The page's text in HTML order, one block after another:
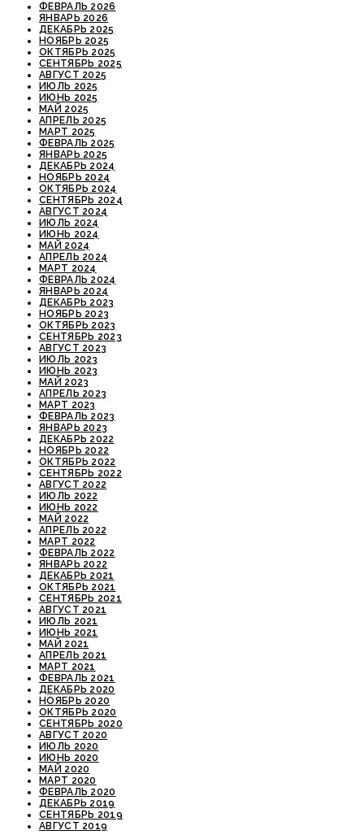
ФЕВРАЛЬ 2026
ЯНВАРЬ 2026
ДЕКАБРЬ 2025
НОЯБРЬ 2025
ОКТЯБРЬ 2025
СЕНТЯБРЬ 2025
АВГУСТ 2025
ИЮЛЬ 2025
ИЮНЬ 2025
МАЙ 2025
АПРЕЛЬ 2025
МАРТ 2025
ФЕВРАЛЬ 2025
ЯНВАРЬ 2025
ДЕКАБРЬ 2024
НОЯБРЬ 2024
ОКТЯБРЬ 2024
СЕНТЯБРЬ 2024
АВГУСТ 2024
ИЮЛЬ 2024
ИЮНЬ 2024
МАЙ 2024
АПРЕЛЬ 2024
МАРТ 2024
ФЕВРАЛЬ 2024
ЯНВАРЬ 2024
ДЕКАБРЬ 2023
НОЯБРЬ 2023
ОКТЯБРЬ 2023
СЕНТЯБРЬ 2023
АВГУСТ 2023
ИЮЛЬ 2023
ИЮНЬ 2023
МАЙ 2023
АПРЕЛЬ 2023
МАРТ 2023
ФЕВРАЛЬ 2023
ЯНВАРЬ 2023
ДЕКАБРЬ 2022
НОЯБРЬ 2022
ОКТЯБРЬ 2022
СЕНТЯБРЬ 2022
АВГУСТ 2022
ИЮЛЬ 2022
ИЮНЬ 2022
МАЙ 2022
АПРЕЛЬ 2022
МАРТ 2022
ФЕВРАЛЬ 2022
ЯНВАРЬ 2022
ДЕКАБРЬ 2021
ОКТЯБРЬ 2021
СЕНТЯБРЬ 2021
АВГУСТ 2021
ИЮЛЬ 2021
ИЮНЬ 2021
МАЙ 2021
АПРЕЛЬ 2021
МАРТ 2021
ФЕВРАЛЬ 2021
ДЕКАБРЬ 2020
НОЯБРЬ 2020
ОКТЯБРЬ 2020
СЕНТЯБРЬ 2020
АВГУСТ 2020
ИЮЛЬ 2020
ИЮНЬ 2020
МАЙ 2020
МАРТ 2020
ФЕВРАЛЬ 2020
ДЕКАБРЬ 2019
СЕНТЯБРЬ 2019
АВГУСТ 2019